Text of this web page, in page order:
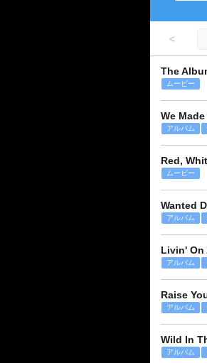
<
The
ムービー
We
アルバム
Red,
ムービー
Wanted
アルバム
Livin' On
アルバム
Raise
アルバム
Wild In
アルバム